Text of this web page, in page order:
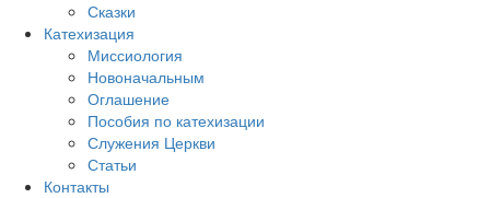
Сказки
Катехизация
Миссиология
Новоначальным
Оглашение
Пособия по катехизации
Служения Церкви
Статьи
Контакты